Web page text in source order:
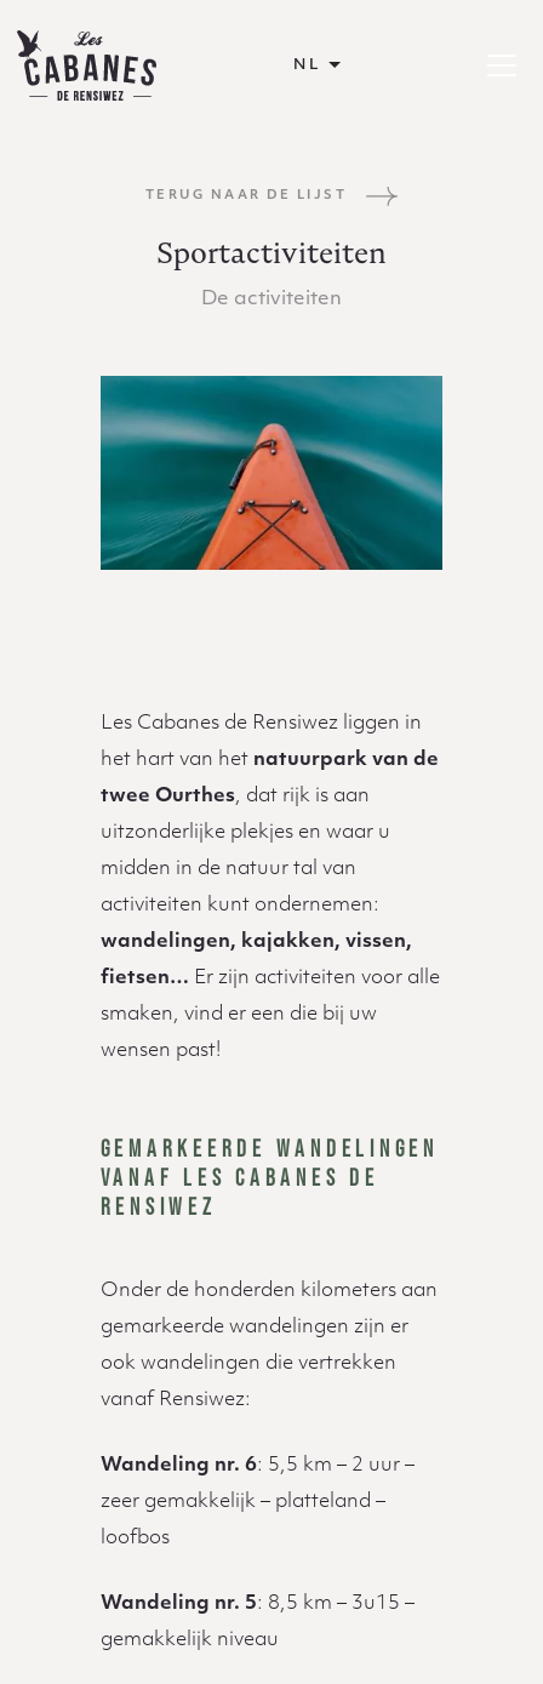
NL
TERUG NAAR DE LIJST
Sportactiviteiten
De activiteiten
Beschrijving
Les Cabanes de Rensiwez liggen in
het hart van het natuurpark van de
twee Ourthes, dat rijk is aan
uitzonderlijke plekjes en waar u
midden in de natuur tal van
activiteiten kunt ondernemen:
wandelingen, kajakken, vissen,
fietsen… Er zijn activiteiten voor alle
smaken, vind er een die bij uw
wensen past!
GEMARKEERDE WANDELINGEN
VANAF LES CABANES DE
RENSIWEZ
Onder de honderden kilometers aan
gemarkeerde wandelingen zijn er
ook wandelingen die vertrekken
vanaf Rensiwez:
Wandeling nr. 6: 5,5 km – 2 uur –
zeer gemakkelijk – platteland –
loofbos
Wandeling nr. 5: 8,5 km – 3u15 –
gemakkelijk niveau